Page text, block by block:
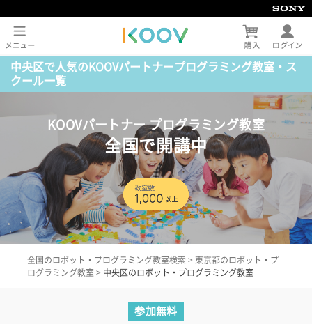
中央区で人気のKOOVパートナープログラミング教室・ス
クール一覧
KOOVパートナー プログラミング教室
全国で開講中
全国のロボット・プログラミング教室検索 > 東京都のロボット・プ
ログラミング教室 > 中央区のロボット・プログラミング教室
参加無料